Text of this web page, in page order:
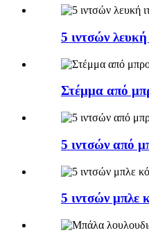
5 ιντσών
Στέμμα από
5 ιντσών από
5 ιντσών μπλε